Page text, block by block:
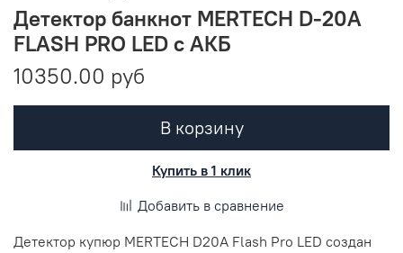
Детектор банкнот MERTECH D-20A
FLASH PRO LED с АКБ
10350.00 руб
В корзину
Купить в 1 клик
Добавить в сравнение
Детектор купюр MERTECH D20A Flash Pro LED создан